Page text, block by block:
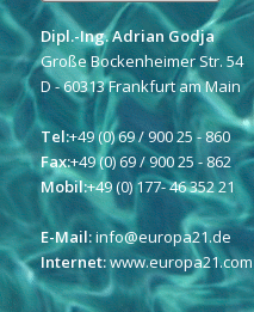
Dipl.-Ing. Adrian Godja
Große Bockenheimer Str. 54
D - 60313 Frankfurt am Main
Tel:+49 (0) 69 / 900 25 - 860
Fax:+49 (0) 69 / 900 25 - 862
Mobil:+49 (0) 177- 46 352 21
E-Mail:info@europa21.de
Internet:www.europa21.com